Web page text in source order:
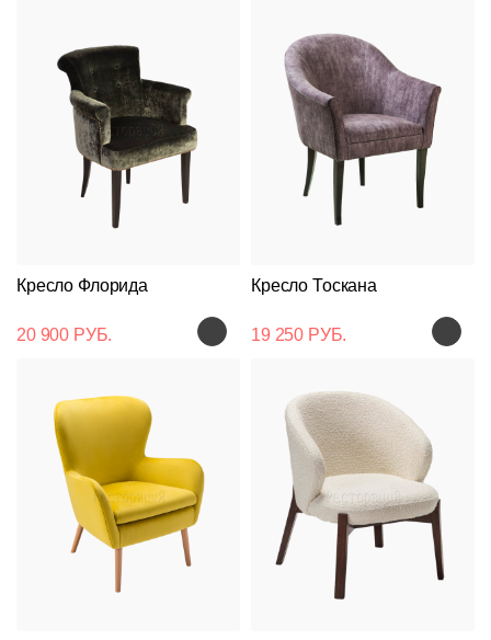
Кресло Флорида
20 900 РУБ.
Кресло Тоскана
19 250 РУБ.